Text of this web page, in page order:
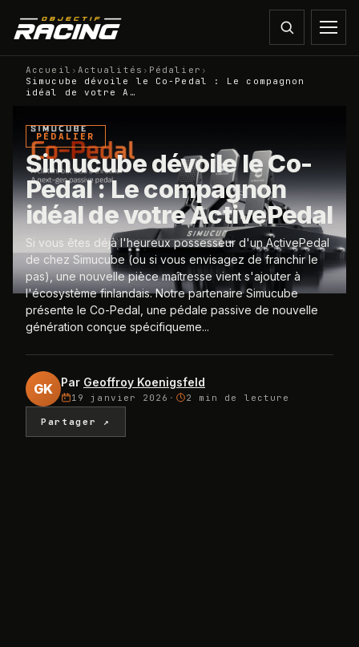
Accueil › Actualités › Pédalier ›
Simucube dévoile le Co-Pedal : Le compagnon
idéal de votre A…
PÉDALIER
Simucube dévoile le Co-
Pedal : Le compagnon
idéal de votre ActivePedal
Si vous êtes déjà l'heureux possesseur d'un ActivePedal
de chez Simucube (ou si vous envisagez de franchir le
pas), une nouvelle pièce maîtresse vient s'ajouter à
l'écosystème finlandais. Notre partenaire Simucube
présente le Co-Pedal, une pédale passive de nouvelle
génération conçue spécifiqueme...
GK Par Geoffroy Koenigsfeld
19 janvier 2026 · 2 min de lecture
Partager ↗